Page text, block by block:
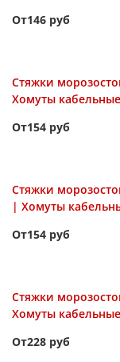
От146 руб
Стяжки
Хомуты
От154 руб
Стяжки
| Хомуты
От154 руб
Стяжки
Хомуты
От228 руб